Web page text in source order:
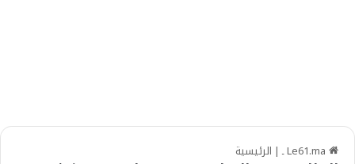
| الرئيسية